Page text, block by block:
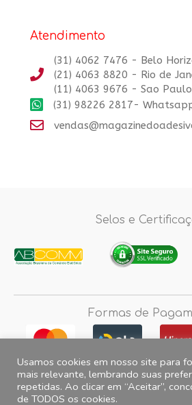
Atendimento
(31) 4062 7476 - Belo
(21) 4063 8820 - Rio de
(11) 4063 9676 - Sao Paulo
(31) 98226 2817-
Selos e
Formas de
Fotos e imagens meramente ilustrativas,
Usamos cookies em nosso site para
mais relevante, lembrando suas
repetidas. Ao clicar em “Aceitar”,
de TODOS os cookies.